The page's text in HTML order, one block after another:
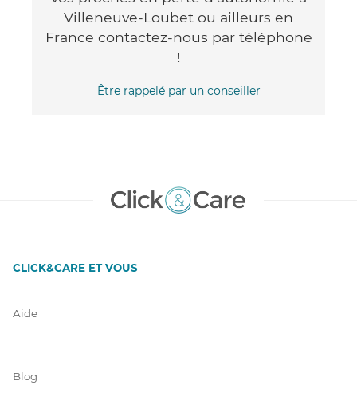
Villeneuve-Loubet ou ailleurs en
France contactez-nous par téléphone
!
Être rappelé par un conseiller
CLICK&CARE ET VOUS
Aide
Blog